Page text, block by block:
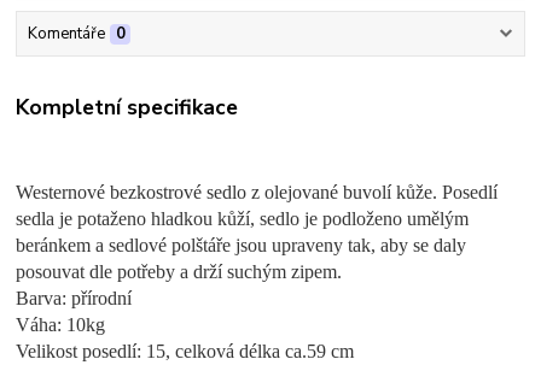
Komentáře 0
Kompletní specifikace
Westernové bezkostrové sedlo z olejované buvolí kůže. Posedlí
sedla je potaženo hladkou kůží, sedlo je podloženo umělým
beránkem a sedlové polštáře jsou upraveny tak, aby se daly
posouvat dle potřeby a drží suchým zipem.
Barva: přírodní
Váha: 10kg
Velikost posedlí: 15, celková délka ca.59 cm